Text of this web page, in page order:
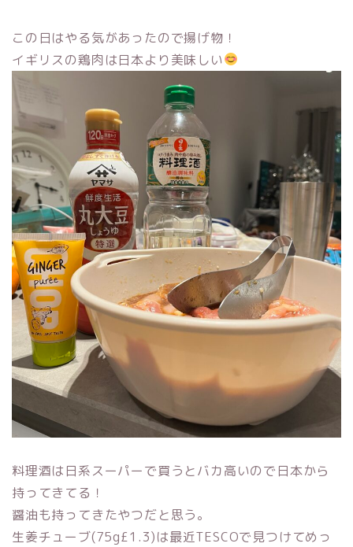
この日はやる気があったので揚げ物！
イギリスの鶏肉は日本より美味しい
料理酒は日系スーパーで買うとバカ高いので日本から
持ってきてる！
醤油も持ってきたやつだと思う。
生姜チューブ(75g£1.3)は最近TESCOで見つけてめっ